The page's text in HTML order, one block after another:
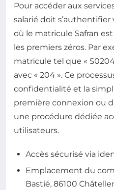
Pour accéder aux
salarié doit
où le matricule Safran est
les premiers zéros. Par
matricule tel que «
avec « 204 ». Ce
confidentialité et la
première connexion ou
une procédure dédiée
utilisateurs.
Accès sécurisé via
Emplacement du
Bastié, 86100